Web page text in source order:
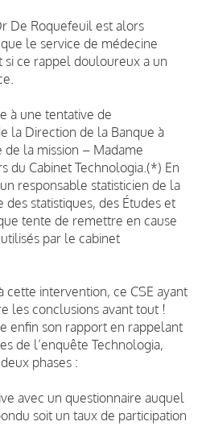
De Roquefeuil est alors
le service de médecine
si ce rappel douloureux a un
à une tentative de
la Direction de la Banque à
la mission – Madame
du Cabinet Technologia.(*) En
responsable statisticien de la
statistiques, des Études et
tente de remettre en cause
par le cabinet
cette intervention, ce CSE ayant
les conclusions avant tout !
enfin son rapport en rappelant
de l’enquête Technologia,
phases :
avec un questionnaire auquel
soit un taux de participation